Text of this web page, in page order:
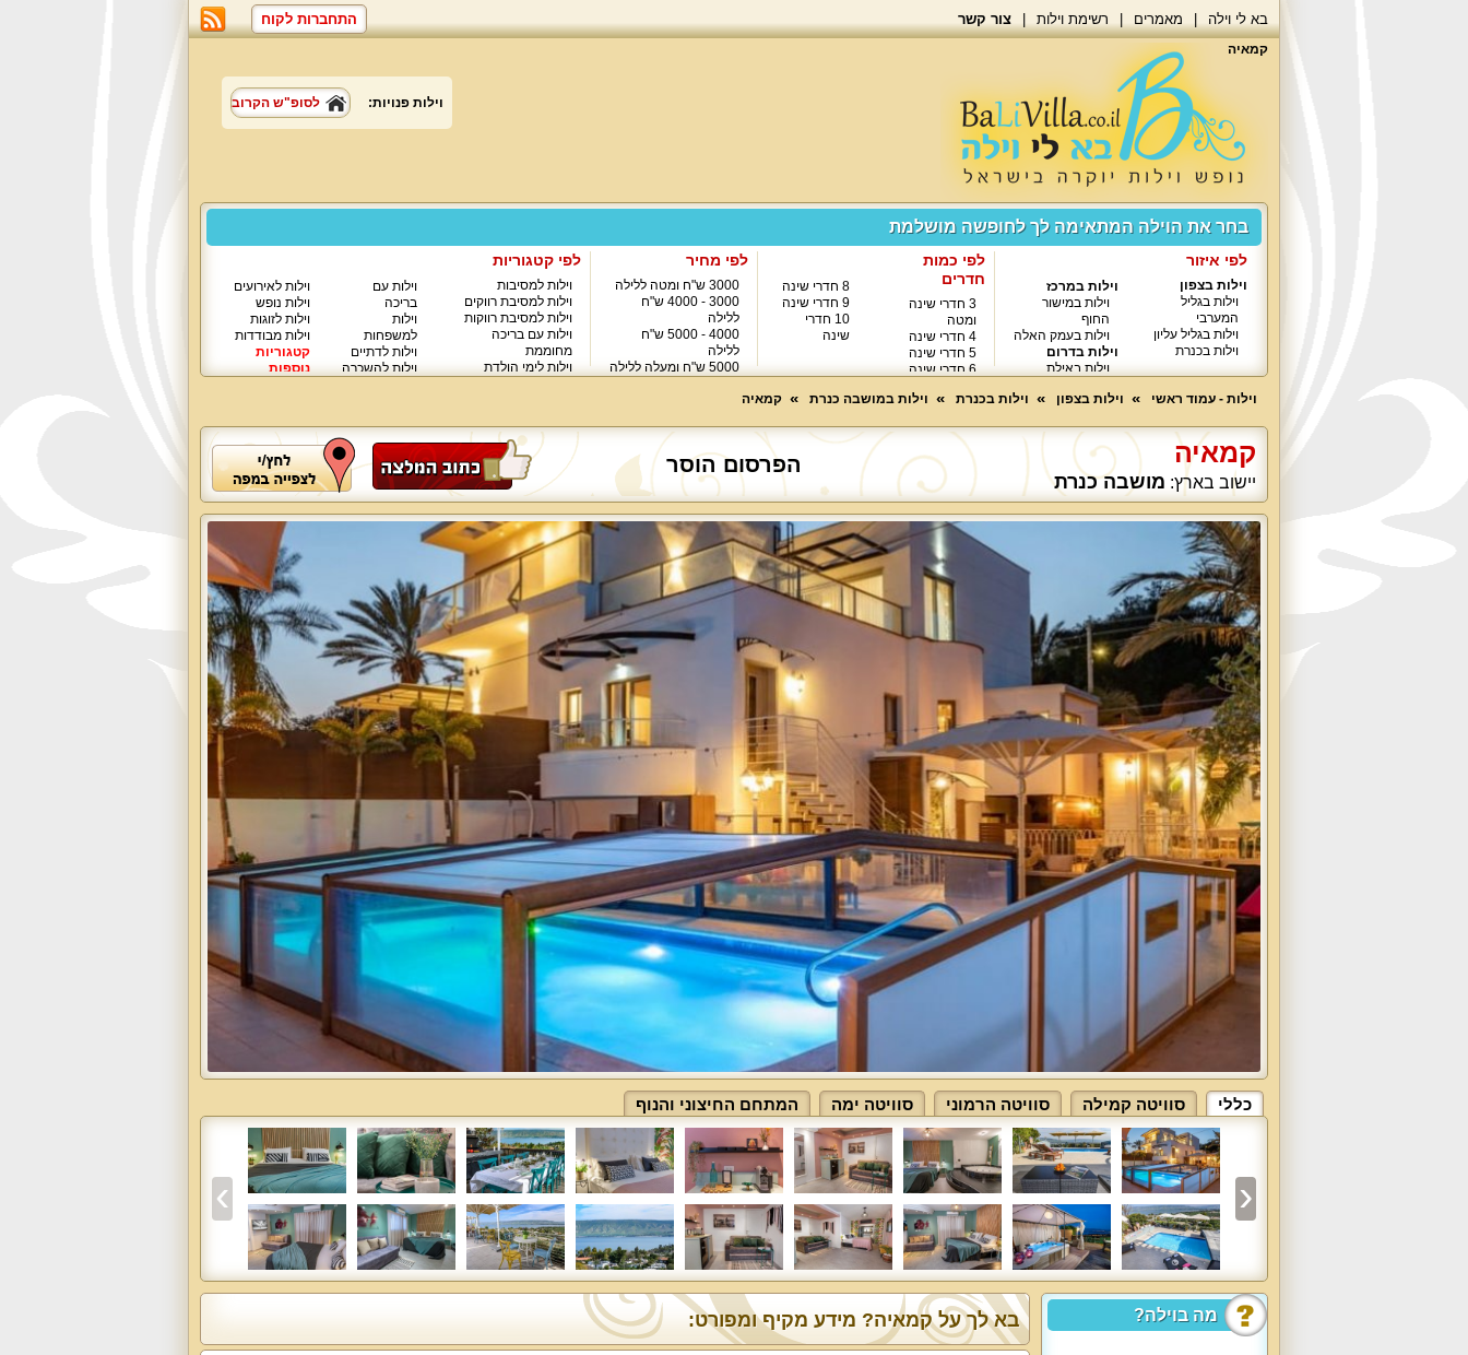
התחברות לקוח בא לי וילה מאמרים רשימת וילות צור קשר
קמאיה
וילות פנויות: לסופ"ש הקרוב
בחר את הוילה המתאימה לך לחופשה מושלמת
לפי איזור
וילות בצפון
וילות בגליל
המערבי
וילות בגליל עליון
וילות בכנרת
וילות במרכז
וילות במישור
החוף
וילות בעמק האלה
וילות בדרום
וילות באילת
לפי כמות
חדרים
3 חדרי שינה
ומטה
4 חדרי שינה
5 חדרי שינה
6 חדרי שינה
8 חדרי שינה
9 חדרי שינה
10 חדרי
שינה
לפי מחיר
3000 ש"ח ומטה ללילה
3000 - 4000 ש"ח
ללילה
4000 - 5000 ש"ח
ללילה
5000 ש"ח ומעלה ללילה
לפי קטגוריות
וילות למסיבות
וילות למסיבת רווקים
וילות למסיבת רווקות
וילות עם בריכה
מחוממת
וילות לימי הולדת
וילות עם
בריכה
וילות
למשפחות
וילות לדתיים
וילות להשכרה
וילות לאירועים
וילות נופש
וילות לזוגות
וילות מבודדות
קטגוריות
נוספות
וילות - עמוד ראשי
וילות בצפון וילות בכנרת וילות במושבה כנרת קמאיה
קמאיה
יישוב בארץ: מושבה כנרת
הפרסום הוסר
כללי סוויטה קמילה סוויטה הרמוני סוויטה ימה המתחם החיצוני והנוף
מה בוילה? בא לך על קמאיה? מידע מקיף ומפורט: